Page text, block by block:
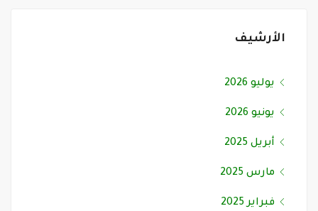
الأرشيف
يوليو 2026
يونيو 2026
أبريل 2025
مارس 2025
فبراير 2025